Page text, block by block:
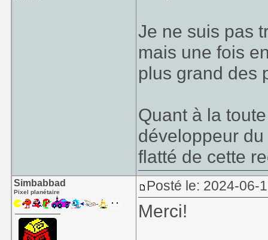
Je ne suis pas
mais une fois
plus grand des
Quant à la
développeur
flatté de cette
Simbabbad
Pixel planétaire Posté le: 2024-06-
Merci!